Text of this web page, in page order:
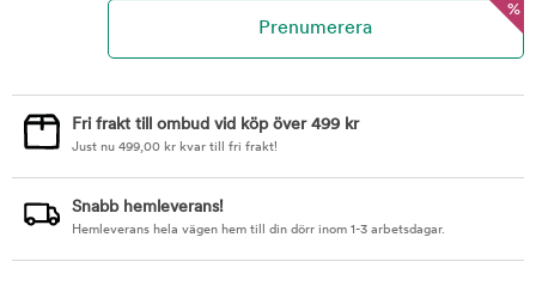
%
Fri frakt till ombud vid köp över 499 kr
Just nu 499,00 kr kvar till fri frakt!
Snabb hemleverans!
Hemleverans hela vägen hem till din dörr inom 1-3 arbetsdagar.